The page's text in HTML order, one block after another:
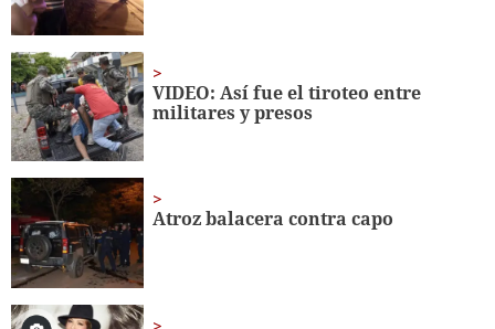
VIDEO: Así fue el tiroteo entre
militares y presos
Atroz balacera contra capo